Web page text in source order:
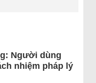
Người dùng
nhiệm pháp lý